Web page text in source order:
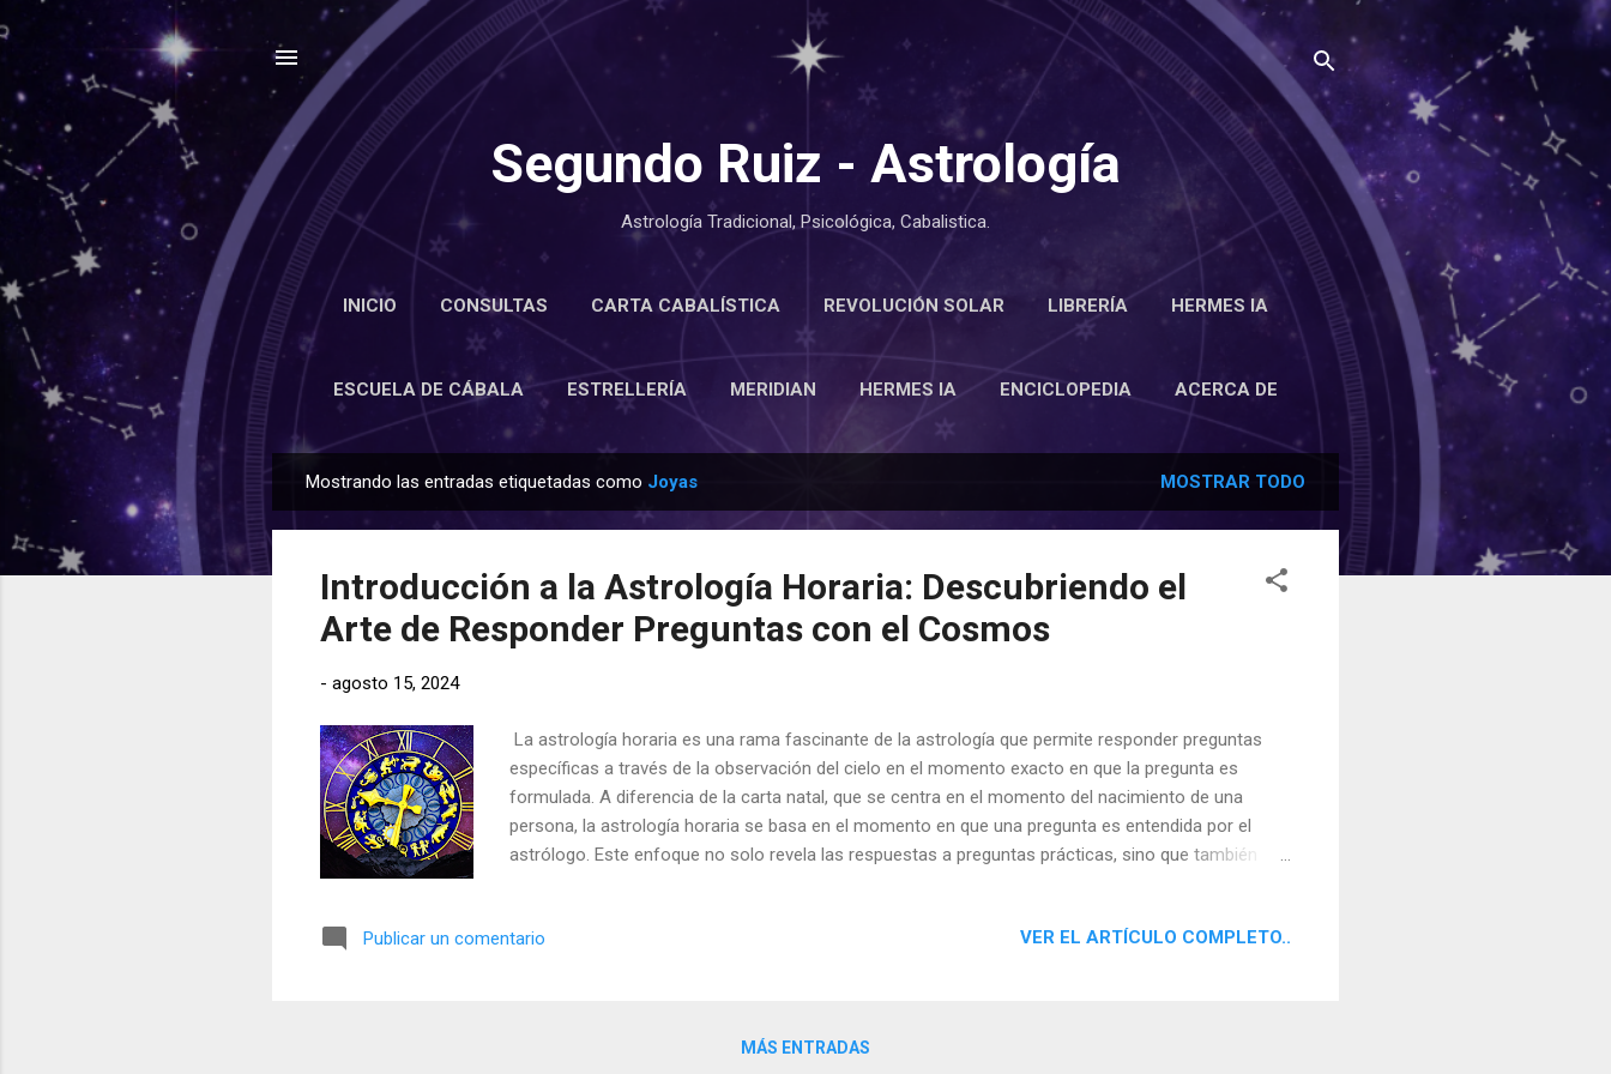
Ir al contenido principal
Segundo Ruiz - Astrología
Astrología Tradicional, Psicológica, Cabalistica.
INICIO CONSULTAS CARTA CABALÍSTICA REVOLUCIÓN SOLAR LIBRERÍA HERMES IA
ENCICLOPEDIA ESTRELLERÍA MERIDIAN MÁS…
ESCUELA DE CÁBALA
ESTRELLERÍA MERIDIAN HERMES IA ENCICLOPEDIA ACERCA DE
n
Mostrando las entradas etiquetadas como Joyas MOSTRAR TODO
Introducción a la Astrología Horaria: Descubriendo el
Arte de Responder Preguntas con el Cosmos
- agosto 15, 2024
La astrología horaria es una rama fascinante de la astrología que permite responder preguntas
específicas a través de la observación del cielo en el momento exacto en que la pregunta es
formulada. A diferencia de la carta natal, que se centra en el momento del nacimiento de una
persona, la astrología horaria se basa en el momento en que una pregunta es entendida por el
astrólogo. Este enfoque no solo revela las respuestas a preguntas prácticas, sino que también
Publicar un comentario
VER EL ARTÍCULO COMPLETO..
MÁS ENTRADAS